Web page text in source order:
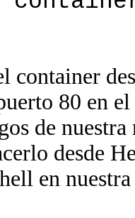
container
80 en
de
desde
en